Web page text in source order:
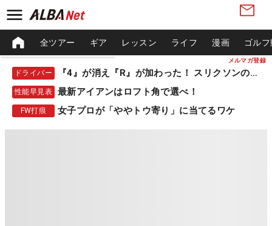
メルマガ登録
全ツアー ギア レッスン ライフ 漫画 ゴル
ドライバー 『4』が消え『R』が加わった！ スリクソンの新作
性能早見表 最新アイアンはロフト角で選べ！
FW打痕 女子プロが「ややトウ寄り」に当てるワケ